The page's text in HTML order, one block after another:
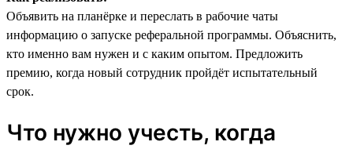
Объявить на планёрке и переслать в рабочие чаты
информацию о запуске реферальной программы. Объяснить,
кто именно вам нужен и с каким опытом. Предложить
премию, когда новый сотрудник пройдёт испытательный
срок.
Что нужно учесть, когда